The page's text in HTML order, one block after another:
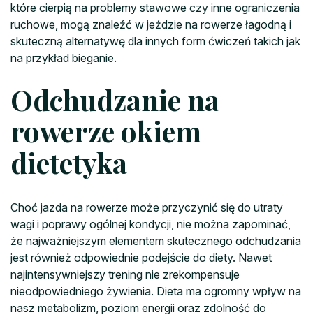
które cierpią na problemy stawowe czy inne ograniczenia
ruchowe, mogą znaleźć w jeździe na rowerze łagodną i
skuteczną alternatywę dla innych form ćwiczeń takich jak
na przykład bieganie.
Odchudzanie na
rowerze okiem
dietetyka
Choć jazda na rowerze może przyczynić się do utraty
wagi i poprawy ogólnej kondycji, nie można zapominać,
że najważniejszym elementem skutecznego odchudzania
jest również odpowiednie podejście do diety. Nawet
najintensywniejszy trening nie zrekompensuje
nieodpowiedniego żywienia. Dieta ma ogromny wpływ na
nasz metabolizm, poziom energii oraz zdolność do